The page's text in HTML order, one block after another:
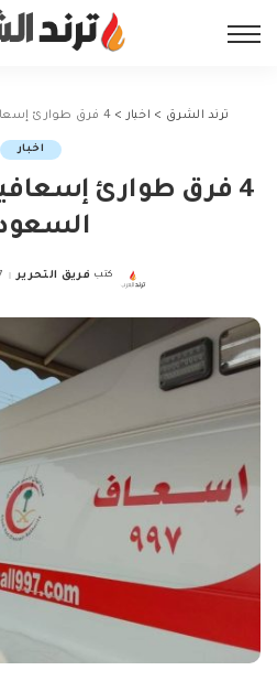
ترند الشرق > اخبار > 4 فرق طوارئ إسعافية – جريدة الوطن السعودية
اخبار
4 فرق طوارئ
Posted
كتب فريق التحرير 27